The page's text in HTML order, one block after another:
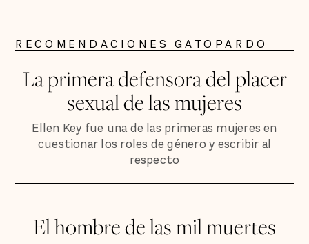
RECOMENDACIONES GATOPARDO
La primera defensora del placer
sexual de las mujeres
Ellen Key fue una de las primeras mujeres en
cuestionar los roles de género y escribir al
respecto
El hombre de las mil muertes